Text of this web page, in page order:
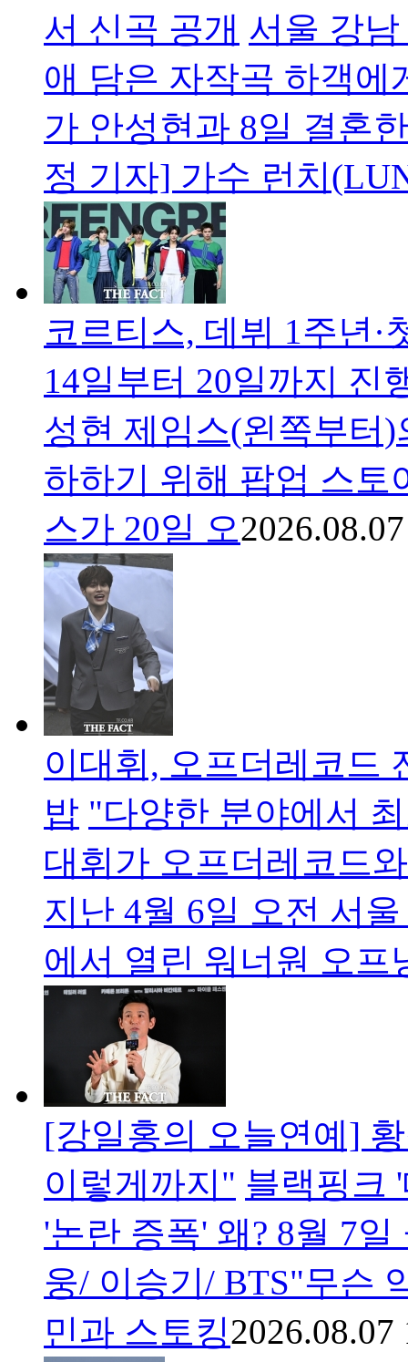
서 신곡 공개 서울 강
애 담은 자작곡 하객에
가 안성현과 8일 결혼
정 기자] 가수 런치
코르티스, 데뷔 1주년·
14일부터 20일까지 진
성현 제임스(왼쪽부터
하하기 위해 팝업 스토
스가 20일 오
이대휘, 오프더레코드
밥 "다양한 분야에서
대휘가 오프더레코드
지난 4월 6일 오전 서
에서 열린 워너원 오프
[강일홍의 오늘연예]
이렇게까지" 블랙핑크
'논란 증폭' 왜? 8월 7
웅/ 이승기/ BTS"무슨
민과 스토킹2026.08.07